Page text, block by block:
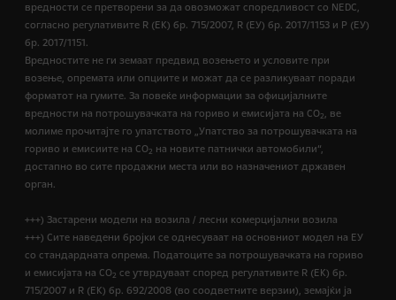
вредности се претворени за да овозможат споредливост со NEDC,
согласно регулативите R (EК) бр. 715/2007, R (ЕУ) бр. 2017/1153 и Р (ЕУ)
бр. 2017/1151.
Вредностите не ги земаат предвид возењето и условите при
возење, опремата или опциите и можат да се разликуваат поради
форматот на гумите. За повеќе информации за официјалните
вредности на потрошувачката на гориво и емисијата на CO2, ве
молиме прочитајте го упатството „Упатство за потрошувачката на
гориво и емисиите на CO2 на новите патнички автомобили“,
достапно во сите продажни места или во назначениот државен
орган.
+++) Застарени модели на возила / лесни комерцијални возила
+++) Сите наведени бројки се однесуваат на основниот модел на ЕУ
со стандардната опрема. Податоците за потрошувачката на гориво
и емисијата на СО2 се утврдуваат според регулативите R (ЕК) бр.
715/2007 и R (ЕК) бр. 692/2008 (во соодветните верзии), земајќи ја